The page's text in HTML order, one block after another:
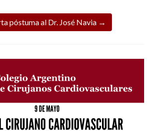
póstuma al Dr. José Navia →